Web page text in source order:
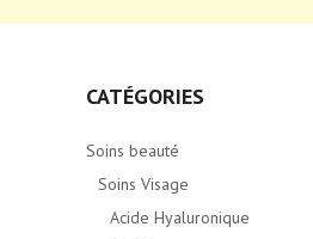
CATÉGORIES
Soins beauté
Soins Visage
Acide Hyaluronique